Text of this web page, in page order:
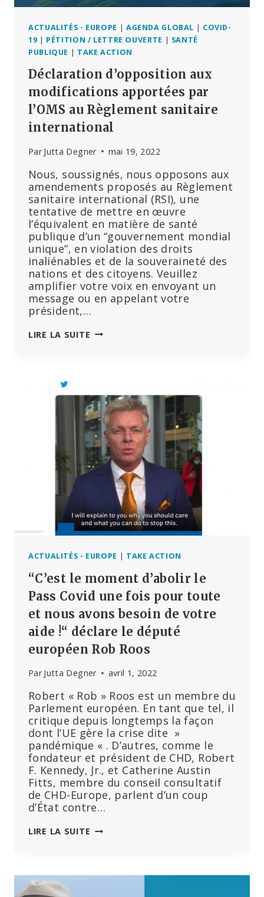
ACTUALITÉS - EUROPE | AGENDA GLOBAL | COVID-
19 | PÉTITION / LETTRE OUVERTE | SANTÉ
PUBLIQUE | TAKE ACTION
Déclaration d’opposition aux
modifications apportées par
l’OMS au Règlement sanitaire
international
Par Jutta Degner mai 19, 2022
Nous, soussignés, nous opposons aux
amendements proposés au Règlement
sanitaire international (RSI), une
tentative de mettre en œuvre
l’équivalent en matière de santé
publique d’un “gouvernement mondial
unique”, en violation des droits
inaliénables et de la souveraineté des
nations et des citoyens. Veuillez
amplifier votre voix en envoyant un
message ou en appelant votre
président,…
LIRE LA SUITE DÉCLARATION
PAR
L’OMS
AU
RÈGLEMENT
SANITAIRE
INTERNATIONAL
ACTUALITÉS - EUROPE | TAKE ACTION
“C’est le moment d’abolir le
Pass Covid une fois pour toute
et nous avons besoin de votre
aide !“ déclare le député
européen Rob Roos
Par Jutta Degner avril 1, 2022
Robert « Rob » Roos est un membre du
Parlement européen. En tant que tel, il
critique depuis longtemps la façon
dont l’UE gère la crise dite »
pandémique « . D’autres, comme le
fondateur et président de CHD, Robert
F. Kennedy, Jr., et Catherine Austin
Fitts, membre du conseil consultatif
de CHD-Europe, parlent d’un coup
d’État contre…
LIRE LA SUITE “C’EST